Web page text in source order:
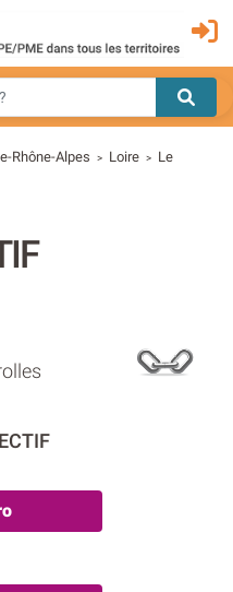
Rhône-Alpes > Loire > Le